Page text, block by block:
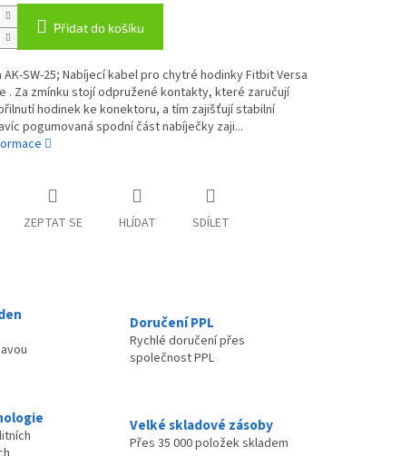
Přidat do košíku
AK-SW-25; Nabíjecí kabel pro chytré hodinky Fitbit Versa
. Za zmínku stojí odpružené kontakty, které zaručují
hodinek ke konektoru, a tím zajišťují stabilní
pogumovaná spodní část nabíječky zaji...
ZEPTAT SE HLÍDAT SDÍLET
Doručení PPL
Rychlé doručení přes
společnost PPL
Velké skladové zásoby
Přes 35 000 položek skladem